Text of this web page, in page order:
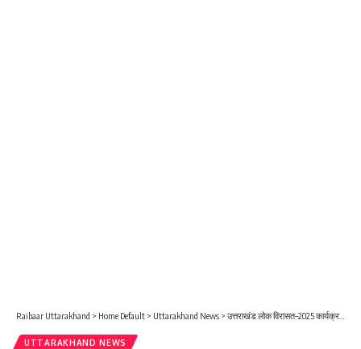
Raibaar Uttarakhand > Home Default > Uttarakhand News > उत्तराखंड लोक विरासत–2025 कार्यक्रम में मुख्यमंत्री पुष्कर सिंह धामी हुए शामिल
UTTARAKHAND NEWS